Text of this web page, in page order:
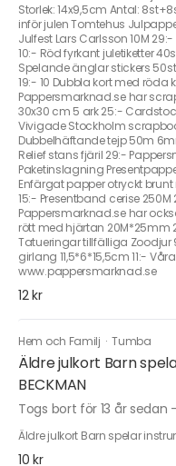
Storlek: 14x9,5cm Antal:
inför julen Tomtehus
Julfest Lars Carlsson 10M
10:- Röd fyrkant juletiketter
Spelande änglar stickers
19:- 10 Dubbla kort med röda
Pappersmarknad.se har
30x30 cm 5 ark 25:-
Vivigade Stockholm
Dubbelhäftande tejp 50m
Relief stans fjäril 29:-
Paketinslagning
Enfärgat papper otryckt
15:- Presentband cerise
Pappersmarknad.se har
rött med hjärtan 20M*25mm
Tatueringar tillfälliga Zoodjur
girlang 11,5*6*15,5cm 11:-
www.pappersmarknad.se
12 kr
Hem och Familj ·Tumba
Äldre julkort Barn
BECKMAN
Togs bort för 13 år sedan -
Äldre julkort Barn spelar
10 kr